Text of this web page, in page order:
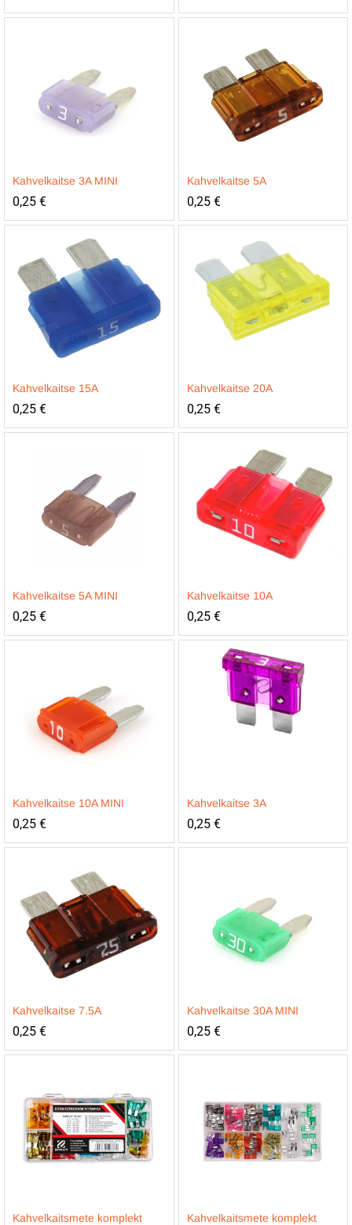
Kahvelkaitse 3A MINI
0,25 €
Kahvelkaitse 5A
0,25 €
Kahvelkaitse 15A
0,25 €
Kahvelkaitse 20A
0,25 €
Kahvelkaitse 5A MINI
0,25 €
Kahvelkaitse 10A
0,25 €
Kahvelkaitse 10A MINI
0,25 €
Kahvelkaitse 3A
0,25 €
Kahvelkaitse 7.5A
0,25 €
Kahvelkaitse 30A MINI
0,25 €
Kahvelkaitsmete komplekt
Kahvelkaitsmete komplekt